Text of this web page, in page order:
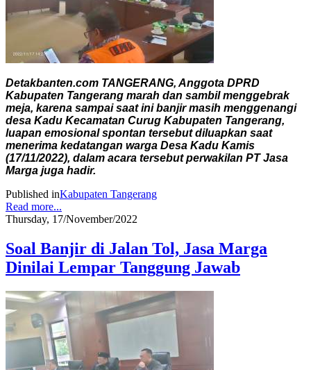
Detakbanten.com TANGERANG, Anggota DPRD
Kabupaten Tangerang marah dan sambil menggebrak
meja, karena sampai saat ini banjir masih menggenangi
desa Kadu Kecamatan Curug Kabupaten Tangerang,
luapan emosional spontan tersebut diluapkan saat
menerima kedatangan warga Desa Kadu Kamis
(17/11/2022), dalam acara tersebut perwakilan PT Jasa
Marga juga hadir.
Published inKabupaten Tangerang
Read more...
Thursday, 17/November/2022
Soal Banjir di Jalan Tol, Jasa Marga
Dinilai Lempar Tanggung Jawab